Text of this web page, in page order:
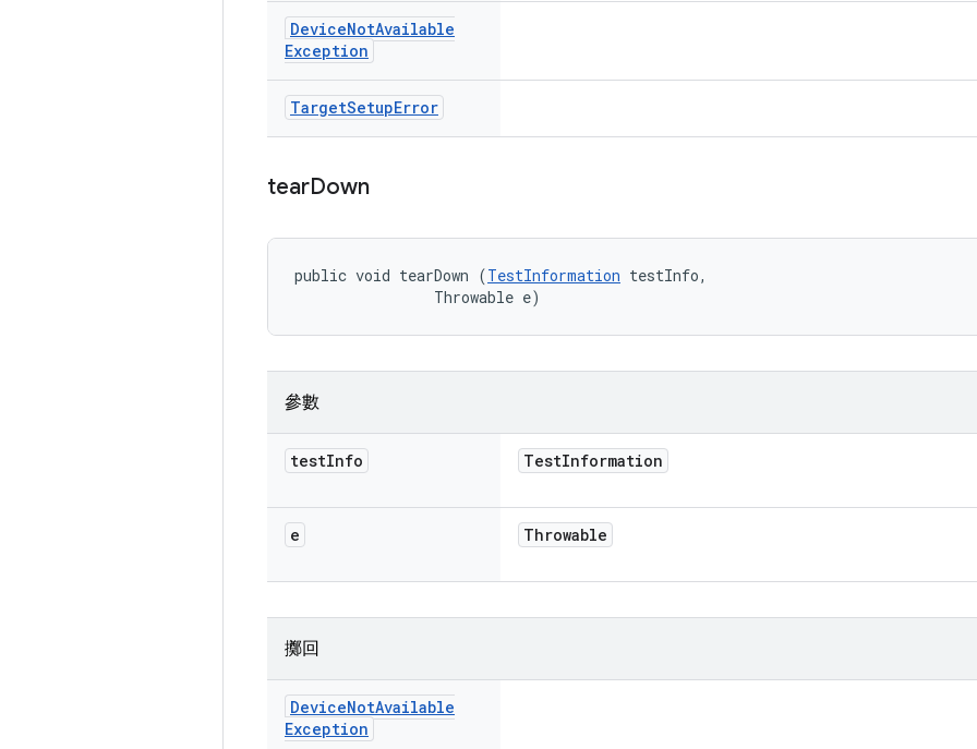
DeviceNotAvailable
Exception
TargetSetupError
tearDown
public void tearDown (TestInformation testInfo,
                Throwable e)
參數
testInfo TestInformation
e Throwable
擲回
DeviceNotAvailable
Exception